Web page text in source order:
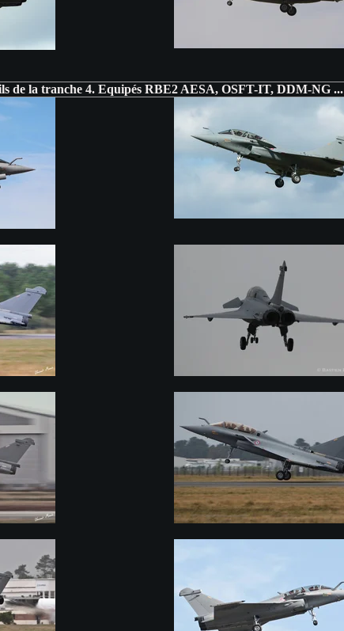
de la tranche 4. Equipés RBE2 AESA, OSFT-IT, DDM-NG ...